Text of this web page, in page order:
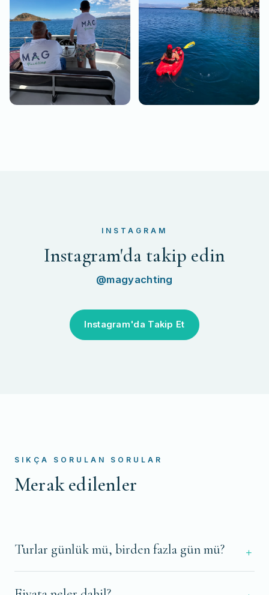
INSTAGRAM
Instagram'da takip edin
@magyachting
Instagram'da Takip Et
SIKÇA SORULAN SORULAR
Merak edilenler
Turlar günlük mü, birden fazla gün mü?